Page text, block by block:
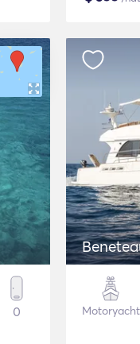
0 Motoryacht